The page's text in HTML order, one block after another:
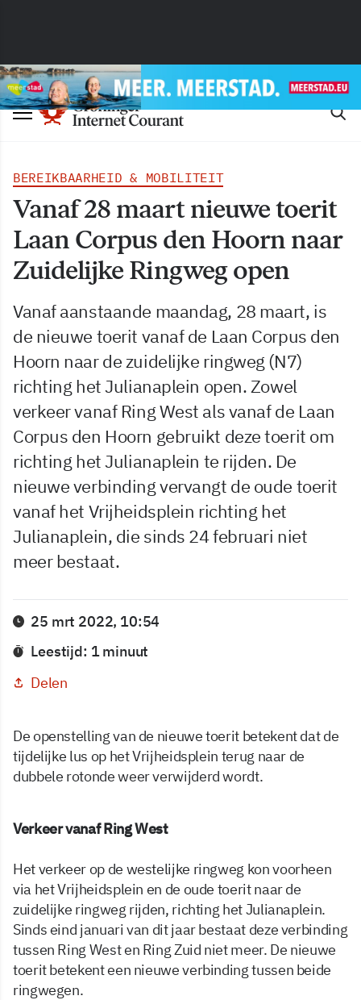
BEREIKBAARHEID & MOBILITEIT
Vanaf 28 maart nieuwe toerit
Laan Corpus den Hoorn naar
Zuidelijke Ringweg open
Vanaf aanstaande maandag, 28 maart, is
de nieuwe toerit vanaf de Laan Corpus den
Hoorn naar de zuidelijke ringweg (N7)
richting het Julianaplein open. Zowel
verkeer vanaf Ring West als vanaf de Laan
Corpus den Hoorn gebruikt deze toerit om
richting het Julianaplein te rijden. De
nieuwe verbinding vervangt de oude toerit
vanaf het Vrijheidsplein richting het
Julianaplein, die sinds 24 februari niet
meer bestaat.
25 mrt 2022, 10:54
Leestijd: 1 minuut
Delen
De openstelling van de nieuwe toerit betekent dat de
tijdelijke lus op het Vrijheidsplein terug naar de
dubbele rotonde weer verwijderd wordt.
Verkeer vanaf Ring West
Het verkeer op de westelijke ringweg kon voorheen
via het Vrijheidsplein en de oude toerit naar de
zuidelijke ringweg rijden, richting het Julianaplein.
Sinds eind januari van dit jaar bestaat deze verbinding
tussen Ring West en Ring Zuid niet meer. De nieuwe
toerit betekent een nieuwe verbinding tussen beide
ringwegen.